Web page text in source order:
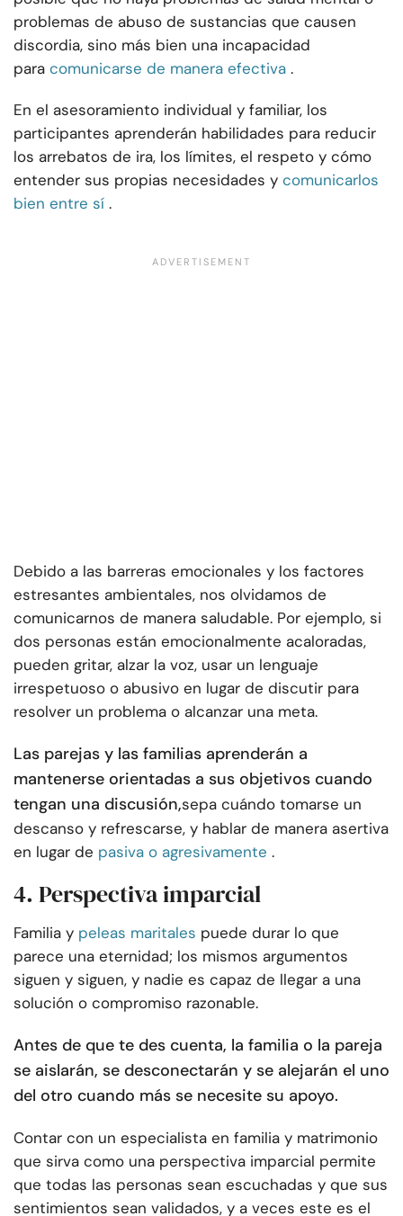
problemas de abuso de sustancias que causen
discordia, sino más bien una incapacidad
para comunicarse de manera efectiva .
En el asesoramiento individual y familiar, los
participantes aprenderán habilidades para reducir
los arrebatos de ira, los límites, el respeto y cómo
entender sus propias necesidades y comunicarlos
bien entre sí .
Debido a las barreras emocionales y los factores
estresantes ambientales, nos olvidamos de
comunicarnos de manera saludable. Por ejemplo, si
dos personas están emocionalmente acaloradas,
pueden gritar, alzar la voz, usar un lenguaje
irrespetuoso o abusivo en lugar de discutir para
resolver un problema o alcanzar una meta.
Las parejas y las familias aprenderán a
mantenerse orientadas a sus objetivos cuando
tengan una discusión,sepa cuándo tomarse un
descanso y refrescarse, y hablar de manera asertiva
en lugar de pasiva o agresivamente .
4. Perspectiva imparcial
Familia y peleas maritales puede durar lo que
parece una eternidad; los mismos argumentos
siguen y siguen, y nadie es capaz de llegar a una
solución o compromiso razonable.
Antes de que te des cuenta, la familia o la pareja
se aislarán, se desconectarán y se alejarán el uno
del otro cuando más se necesite su apoyo.
Contar con un especialista en familia y matrimonio
que sirva como una perspectiva imparcial permite
que todas las personas sean escuchadas y que sus
sentimientos sean validados, y a veces este es el